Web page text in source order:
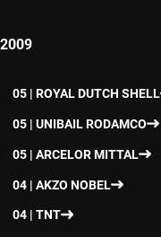
2009
05 | ROYAL DUTCH SHELL
05 | UNIBAIL RODAMCO
05 | ARCELOR MITTAL
04 | AKZO NOBEL
04 | TNT